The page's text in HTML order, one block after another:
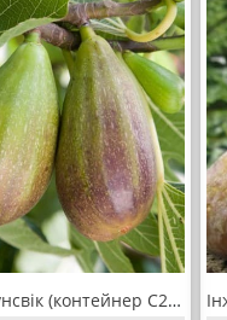
Інжир Брунсвік (контейнер С2) 2 роки